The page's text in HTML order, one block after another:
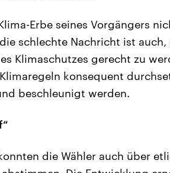
Erbe seines Vorgängers
schlechte Nachricht ist auch,
Klimaschutzes gerecht zu
konsequent
beschleunigt werden.
die Wähler auch über